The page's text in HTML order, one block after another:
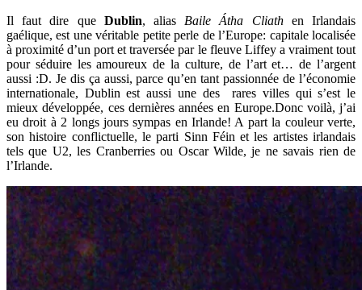
Il faut dire que Dublin, alias Baile Átha Cliathen Irlandais
gaélique, est une véritable petite perle de l’Europe: capitale localisée
à proximité d’un port et traversée par le fleuve Liffey a vraiment tout
pour séduire les amoureux de la culture, de l’art et… de l’argent
aussi :D. Je dis ça aussi, parce qu’en tant passionnée de l’économie
internationale, Dublin est aussi une des rares villes qui s’est le
mieux développée, ces dernières années en Europe.Donc voilà, j’ai
eu droit à 2 longs jours sympas en Irlande! A part la couleur verte,
son histoire conflictuelle, le parti Sinn Féin et les artistes irlandais
tels que U2, les Cranberries ou Oscar Wilde, je ne savais rien de
l’Irlande.